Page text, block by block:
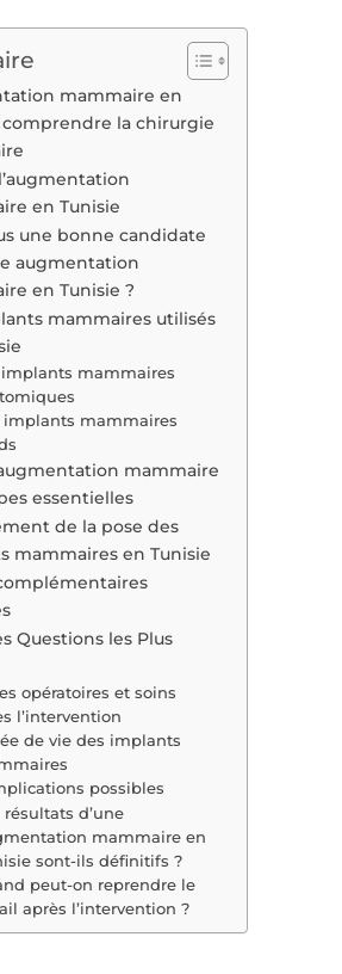
mammaire en
comprendre la chirurgie
en Tunisie
une bonne candidate
augmentation
en Tunisie ?
mammaires utilisés
implants mammaires
implants mammaires
mammaire
essentielles
de la pose des
mammaires en Tunisie
Questions les Plus
opératoires et soins
l’intervention
de vie des implants
possibles
résultats d’une
mammaire en
sont-ils définitifs ?
peut-on reprendre le
après l’intervention ?